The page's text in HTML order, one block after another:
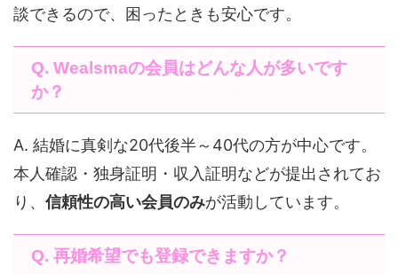
談できるので、困ったときも安心です。
Q. Wealsmaの会員はどんな人が多いです
か？
A. 結婚に真剣な20代後半～40代の方が中心です。
本人確認・独身証明・収入証明などが提出されてお
り、 信頼性の高い会員のみが活動しています。
Q. 再婚希望でも登録できますか？